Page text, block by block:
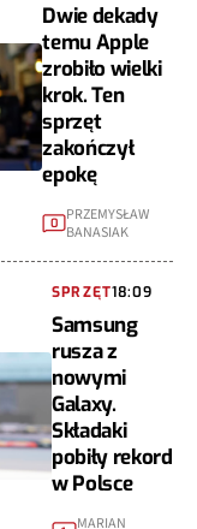
Dwie dekady
temu Apple
zrobiło wielki
krok. Ten
sprzęt
zakończył
epokę
0
PRZEMYSŁAW
BANASIAK
SPRZĘT18:09
Samsung
rusza z
nowymi
Galaxy.
Składaki
pobiły rekord
w Polsce
MARIAN